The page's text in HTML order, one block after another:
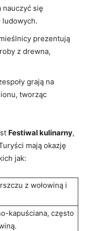
nauczyć ⁤się
ludowych.
prezentują
z drewna,
grają na
tworząc
Festiwal⁢ kulinarny,
mają okazję
​jak:
z⁢ wołowiną i‌
kapuściana, często